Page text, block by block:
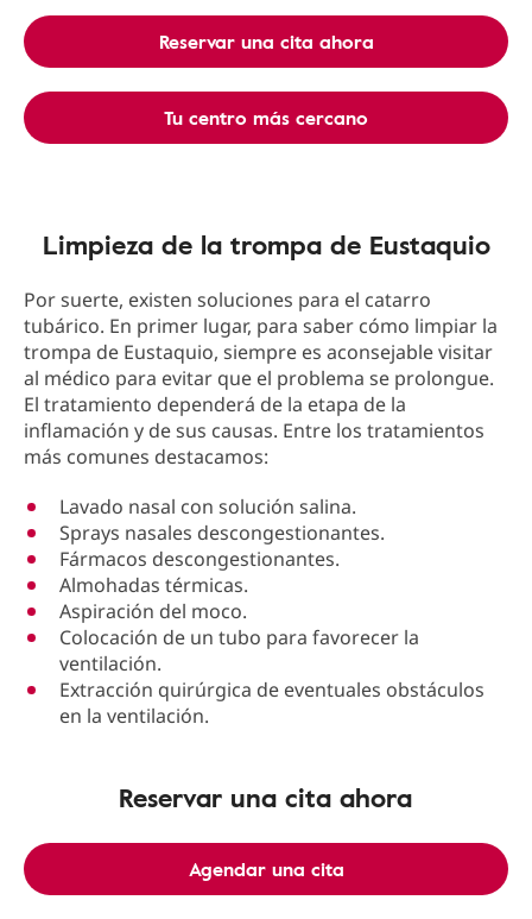
Reservar una cita ahora
Tu centro más cercano
Limpieza de la trompa de Eustaquio
Por suerte, existen soluciones para el catarro
tubárico. En primer lugar, para saber cómo limpiar la
trompa de Eustaquio, siempre es aconsejable visitar
al médico para evitar que el problema se prolongue.
El tratamiento dependerá de la etapa de la
inflamación y de sus causas. Entre los tratamientos
más comunes destacamos:
Lavado nasal con solución salina.
Sprays nasales descongestionantes.
Fármacos descongestionantes.
Almohadas térmicas.
Aspiración del moco.
Colocación de un tubo para favorecer la
ventilación.
Extracción quirúrgica de eventuales obstáculos
en la ventilación.
Reservar una cita ahora
Agendar una cita